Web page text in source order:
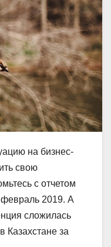
на бизнес-
свою
с отчетом
2019. А
сложилась
Казахстане за